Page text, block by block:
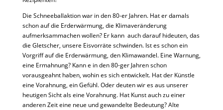
Die Schneeballaktion war in den 80-er Jahren. Hat er damals
schon auf die Erderwärmung, die Klimaveränderung
aufmerksammachen wollen? Er kann auch darauf hideuten, das
die Gletscher, unsere Eisvorräte schwinden. Ist es schon ein
Vorgriff auf die Erderwärmung, den Klimawandel. Eine Warnung,
eine Ermahnung? Kann e in den 80-ger Jahren schon
vorausgeahnt haben, wohin es sich entwickelt. Hat der Künstle
eine Vorahnung, ein Gefühl. Oder deuten wir es aus unserer
heutigen Sicht als eine Vorahnung. Hat Kunst auch zu einer
anderen Zeit eine neue und gewandelte Bedeutung? Alte